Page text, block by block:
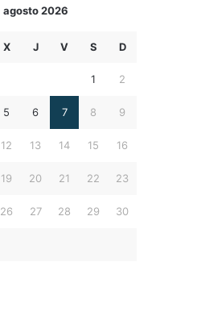
agosto 2026
X J V S D
1 2
5 6 7 8 9
12 13 14 15 16
19 20 21 22 23
26 27 28 29 30